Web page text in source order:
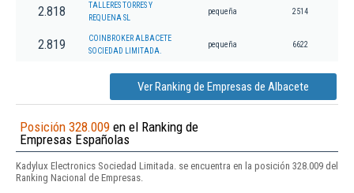
2.818
TALLERES TORRES Y
REQUENA SL
pequeña 2514
2.819
COINBROKER ALBACETE
SOCIEDAD LIMITADA.
pequeña 6622
Ver Ranking de Empresas de Albacete
Posición 328.009 en el Ranking de
Empresas Españolas
Kadylux Electronics Sociedad Limitada. se encuentra en la posición 328.009 del
Ranking Nacional de Empresas.